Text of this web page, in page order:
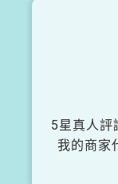
5星真人評
我的商家